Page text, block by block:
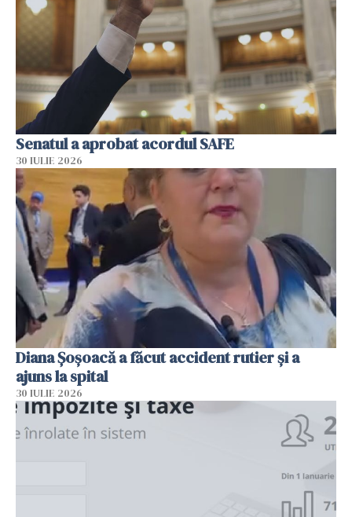
Senatul a aprobat acordul SAFE
30 IULIE 2026
Diana Șoșoacă a făcut accident rutier și a
ajuns la spital
30 IULIE 2026